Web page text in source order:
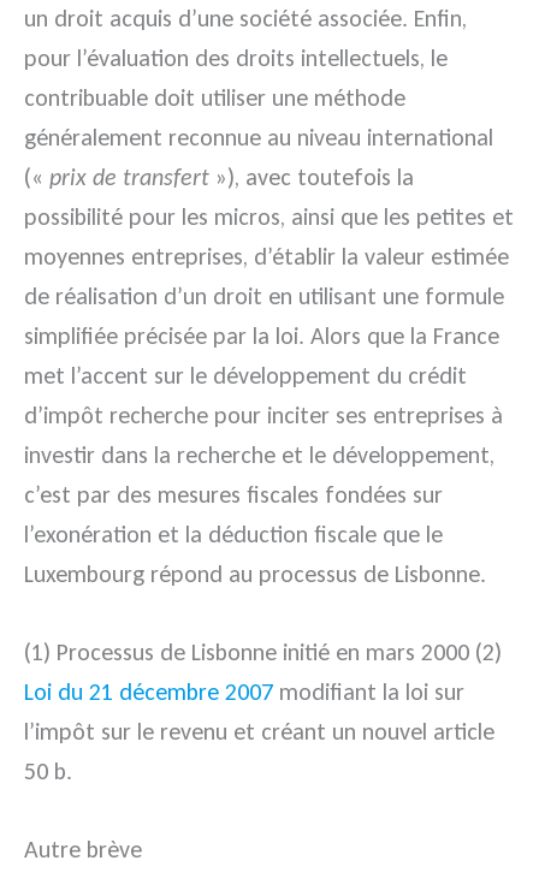
un droit acquis d’une société associée. Enfin,
pour l’évaluation des droits intellectuels, le
contribuable doit utiliser une méthode
généralement reconnue au niveau international
(« prix de transfert »), avec toutefois la
possibilité pour les micros, ainsi que les petites et
moyennes entreprises, d’établir la valeur estimée
de réalisation d’un droit en utilisant une formule
simplifiée précisée par la loi. Alors que la France
met l’accent sur le développement du crédit
d’impôt recherche pour inciter ses entreprises à
investir dans la recherche et le développement,
c’est par des mesures fiscales fondées sur
l’exonération et la déduction fiscale que le
Luxembourg répond au processus de Lisbonne.
(1) Processus de Lisbonne initié en mars 2000 (2)
Loi du 21 décembre 2007 modifiant la loi sur
l’impôt sur le revenu et créant un nouvel article
50 b.
Autre brève